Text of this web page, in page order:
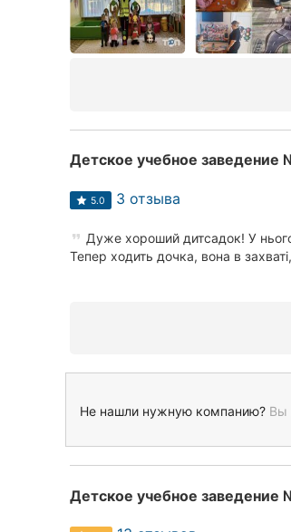
Детское учебное заведение
5.0 3 отзыва
Дуже хороший дитсадок! У
Тепер ходить дочка, вона в
Не нашли нужную компанию? Вы
Детское учебное заведение